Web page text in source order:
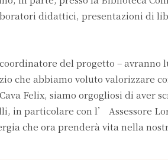
didattici, presentazioni di
del progetto – avranno
che abbiamo voluto valorizzare
Felix, siamo orgogliosi di aver
in particolare con l’ Assessore
che ora prenderà vita nella